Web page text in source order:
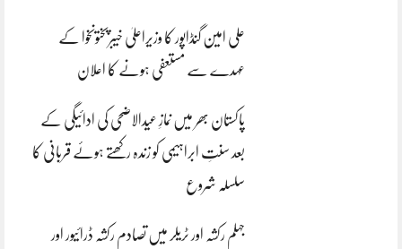
علی امین گنڈاپور کا وزیراعلیٰ خیبرپختونخوا کے
عہدے سے مستعفی ہونے کا اعلان
پاکستان بھر میں نمازِ عیدالاضحی کی ادائیگی کے
بعد سنتِ ابراہیمی کو زندہ رکھتے ہوئے قربانی کا
سلسلہ شروع
جہلم رکشہ اور ٹریلر میں تصادم رکشہ ڈرائیور اور